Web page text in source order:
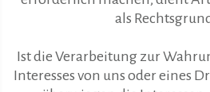
als
Ist die Verarbeitung zur
Interesses von uns oder eines